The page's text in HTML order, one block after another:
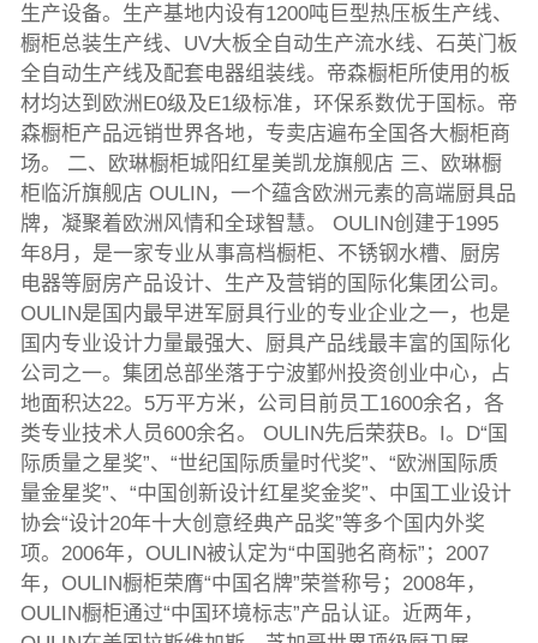
生产设备。生产基地内设有1200吨巨型热压板生产线、
橱柜总装生产线、UV大板全自动生产流水线、石英门板
全自动生产线及配套电器组装线。帝森橱柜所使用的板
材均达到欧洲E0级及E1级标准，环保系数优于国标。帝
森橱柜产品远销世界各地，专卖店遍布全国各大橱柜商
场。 二、欧琳橱柜城阳红星美凯龙旗舰店 三、欧琳橱
柜临沂旗舰店 OULIN，一个蕴含欧洲元素的高端厨具品
牌，凝聚着欧洲风情和全球智慧。 OULIN创建于1995
年8月，是一家专业从事高档橱柜、不锈钢水槽、厨房
电器等厨房产品设计、生产及营销的国际化集团公司。
OULIN是国内最早进军厨具行业的专业企业之一，也是
国内专业设计力量最强大、厨具产品线最丰富的国际化
公司之一。集团总部坐落于宁波鄞州投资创业中心，占
地面积达22。5万平方米，公司目前员工1600余名，各
类专业技术人员600余名。 OULIN先后荣获B。I。D“国
际质量之星奖”、“世纪国际质量时代奖”、“欧洲国际质
量金星奖”、“中国创新设计红星奖金奖”、中国工业设计
协会“设计20年十大创意经典产品奖”等多个国内外奖
项。2006年，OULIN被认定为“中国驰名商标”；2007
年，OULIN橱柜荣膺“中国名牌”荣誉称号；2008年，
OULIN橱柜通过“中国环境标志”产品认证。近两年，